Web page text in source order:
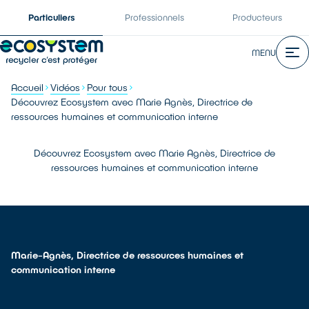
Particuliers Professionnels Producteurs
MENU
Accueil Vidéos
Pour tous
Découvrez Ecosystem avec Marie Agnès, Directrice de
ressources humaines et communication interne
Découvrez Ecosystem avec Marie Agnès, Directrice de
ressources humaines et communication interne
Marie-Agnès, Directrice de ressources humaines et
communication interne